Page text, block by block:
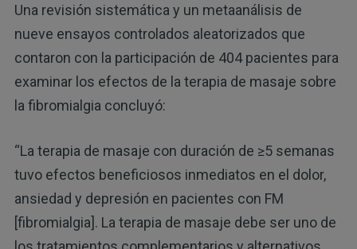
Una revisión sistemática y un metaanálisis de
nueve ensayos controlados aleatorizados que
contaron con la participación de 404 pacientes para
examinar los efectos de la terapia de masaje sobre
la fibromialgia concluyó:
“La terapia de masaje con duración de ≥5 semanas
tuvo efectos beneficiosos inmediatos en el dolor,
ansiedad y depresión en pacientes con FM
[fibromialgia]. La terapia de masaje debe ser uno de